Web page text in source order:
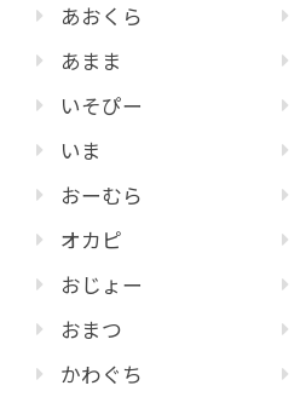
あおくら
あまま
いそぴー
いま
おーむら
オカピ
おじょー
おまつ
かわぐち